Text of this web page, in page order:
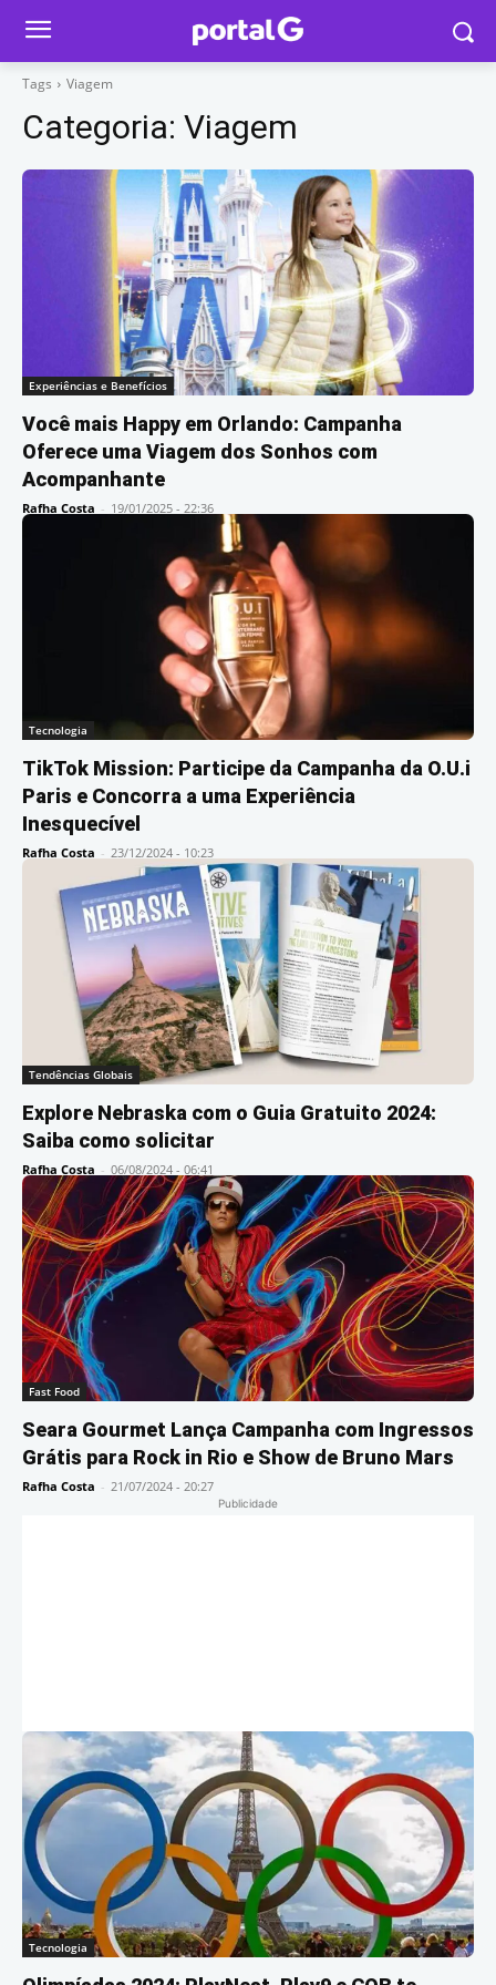
Tags Viagem
Categoria: Viagem
Experiências e Benefícios
Você mais Happy em Orlando: Campanha
Oferece uma Viagem dos Sonhos com
Acompanhante
Rafha Costa - 19/01/2025 - 22:36
Tecnologia
TikTok Mission: Participe da Campanha da O.U.i
Paris e Concorra a uma Experiência
Inesquecível
Rafha Costa - 23/12/2024 - 10:23
Tendências Globais
Explore Nebraska com o Guia Gratuito 2024:
Saiba como solicitar
Rafha Costa - 06/08/2024 - 06:41
Fast Food
Seara Gourmet Lança Campanha com Ingressos
Grátis para Rock in Rio e Show de Bruno Mars
Rafha Costa - 21/07/2024 - 20:27
Publicidade
Tecnologia